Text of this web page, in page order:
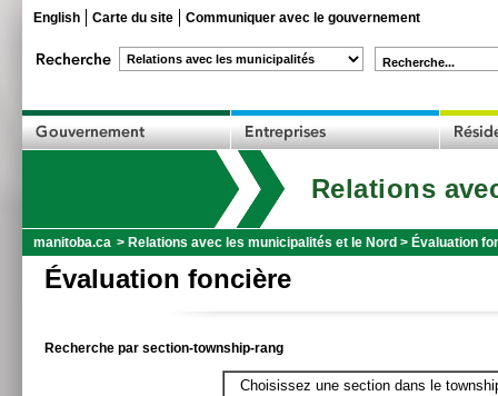
English Carte du site Communiquer avec le gouvernement
Recherche...
Relations
manitoba.ca > Relations avec les municipalités et le Nord > Évaluation
Évaluation foncière
Recherche par section-township-rang
Choisissez une section dans le